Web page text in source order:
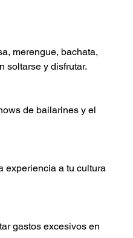
merengue, bachata,
soltarse y disfrutar.
de bailarines y el
experiencia a tu cultura
gastos excesivos en